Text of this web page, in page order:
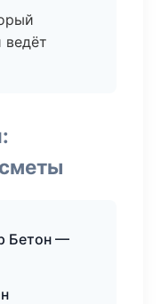
ведёт
Бетон —